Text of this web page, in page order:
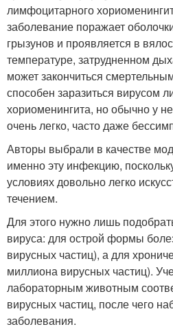
лимфоцитарного
заболевание поражает
грызунов и проявляется в
температуре, затрудненном
может закончиться
способен заразиться вирусом
хориоменингита, но обычно у
очень легко, часто даже
Авторы выбрали в качестве
именно эту инфекцию,
условиях довольно легко
течением.
Для этого нужно лишь
вируса: для острой формы
вирусных частиц), а для
миллиона вирусных частиц).
лабораторным животным
вирусных частиц, после чего
заболевания.